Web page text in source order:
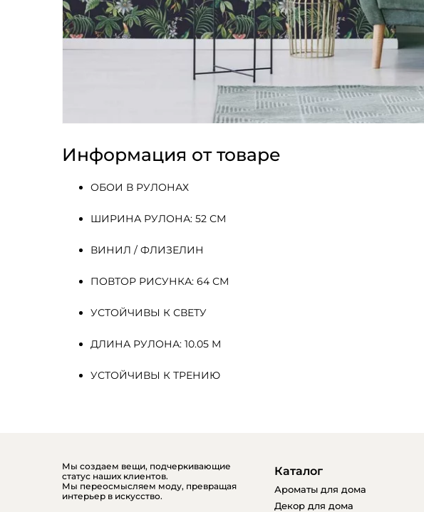
Информация от товаре
ОБОИ В РУЛОНАХ
ШИРИНА РУЛОНА: 52 СМ
ВИНИЛ / ФЛИЗЕЛИН
ПОВТОР РИСУНКА: 64 СМ
УСТОЙЧИВЫ К СВЕТУ
ДЛИНА РУЛОНА: 10.05 М
УСТОЙЧИВЫ К ТРЕНИЮ
Мы создаем вещи, подчеркивающие
статус наших клиентов.
Мы переосмысляем моду, превращая
интерьер в искусство.
Каталог
Ароматы для дома
Декор для дома